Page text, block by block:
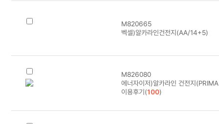
M820665
벡셀)알카라인건전지(AA/14+5)
M826080
에너자이저)알카라인 건전지
이용후기(100)